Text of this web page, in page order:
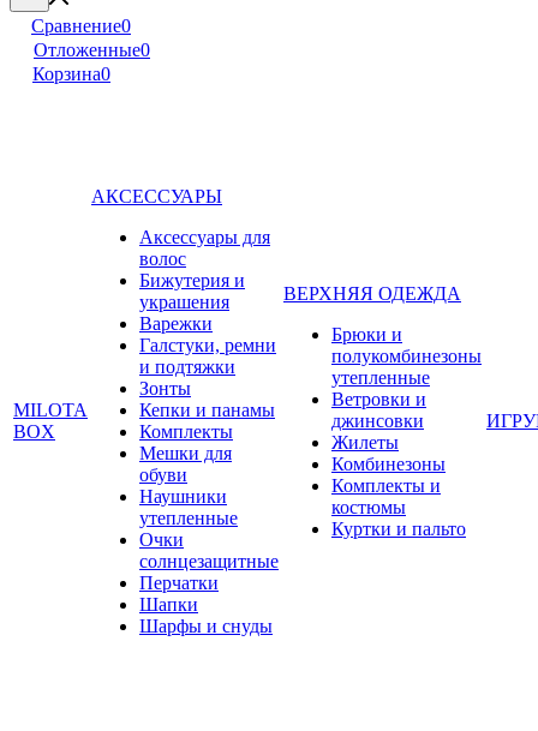
Сравнение0
Отложенные0
Корзина0
MILOTA
BOX
АКСЕССУАРЫ
Аксессуары для
волос
Бижутерия и
украшения
Варежки
Галстуки, ремни
и подтяжки
Зонты
Кепки и панамы
Комплекты
Мешки для
обуви
Наушники
утепленные
Очки
солнцезащитные
Перчатки
Шапки
Шарфы и снуды
ВЕРХНЯЯ ОДЕЖДА
Брюки и
полукомбинезоны
утепленные
Ветровки и
джинсовки
Жилеты
Комбинезоны
Комплекты и
костюмы
Куртки и пальто